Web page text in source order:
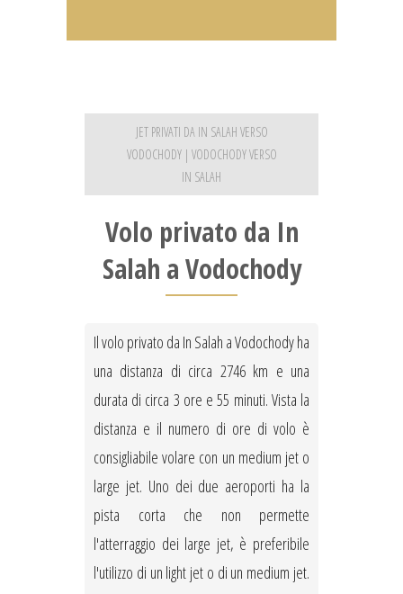
JET PRIVATI DA IN SALAH VERSO
VODOCHODY | VODOCHODY VERSO
IN SALAH
Volo privato da In
Salah a Vodochody
Il volo privato da In Salah a Vodochody ha
una distanza di circa 2746 km e una
durata di circa 3 ore e 55 minuti. Vista la
distanza e il numero di ore di volo è
consigliabile volare con un medium jet o
large jet. Uno dei due aeroporti ha la
pista corta che non permette
l'atterraggio dei large jet, è preferibile
l'utilizzo di un light jet o di un medium jet.